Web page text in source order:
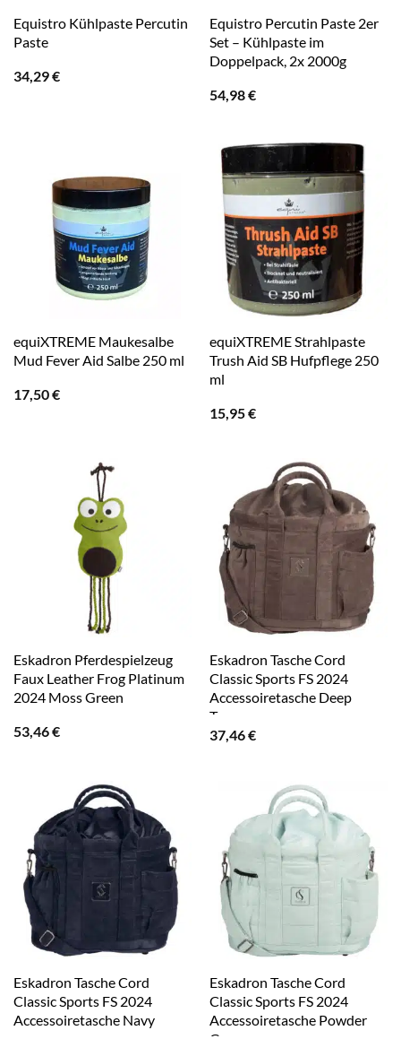
Equistro Kühlpaste Percutin
Paste
34,29€
Equistro Percutin Paste 2er
Set – Kühlpaste im
Doppelpack, 2x 2000g
54,98€
equiXTREME Maukesalbe
Mud Fever Aid Salbe 250 ml
17,50€
equiXTREME Strahlpaste
Trush Aid SB Hufpflege 250
ml
15,95€
Eskadron Pferdespielzeug
Faux Leather Frog Platinum
2024 Moss Green
53,46€
Eskadron Tasche Cord
Classic Sports FS 2024
Accessoiretasche Deep
Taupe
37,46€
Eskadron Tasche Cord
Classic Sports FS 2024
Accessoiretasche Navy
Eskadron Tasche Cord
Classic Sports FS 2024
Accessoiretasche Powder